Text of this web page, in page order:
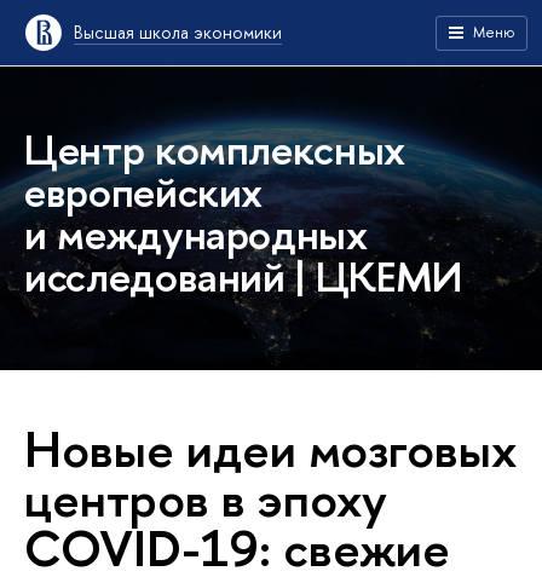
Высшая школа экономики Меню
Центр комплексных
европейских
и международных
исследований | ЦКЕМИ
Новые идеи мозговых
центров в эпоху
COVID-19: свежие